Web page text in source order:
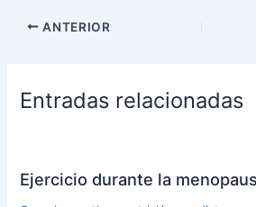
ANTERIOR
Entradas relacionadas
Ejercicio durante la